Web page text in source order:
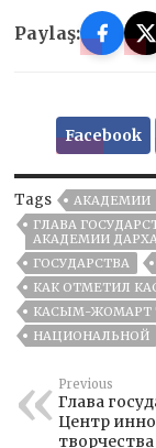
Paylaş:
Facebook
Tags АКАДЕМИИ
ГЛАВА
АКАДЕМИИ
ГОСУДАРСТВА
КАК ОТМЕТИЛ
КАСЫМ-ЖОМАРТ
НАЦИОНАЛЬНОЙ
Previous
Глава
Центр